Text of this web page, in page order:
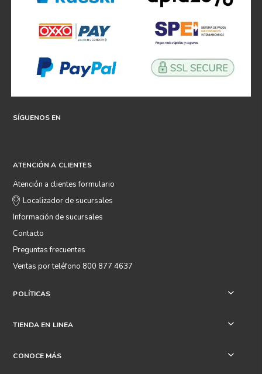
SÍGUENOS EN
ATENCIÓN A CLIENTES
Atención a clientes formulario
Localizador de sucursales
Información de sucursales
Contacto
Preguntas frecuentes
Ventas por teléfono 800 877 4637
POLÍTICAS +
TIENDA EN LINEA +
CONOCE MÁS +